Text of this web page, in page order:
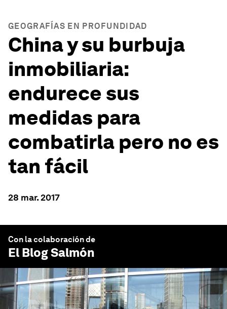
GEOGRAFÍAS EN PROFUNDIDAD
China y su burbuja
inmobiliaria:
endurece sus
medidas para
combatirla pero no es
tan fácil
28 mar. 2017
Con la colaboración de
El Blog Salmón